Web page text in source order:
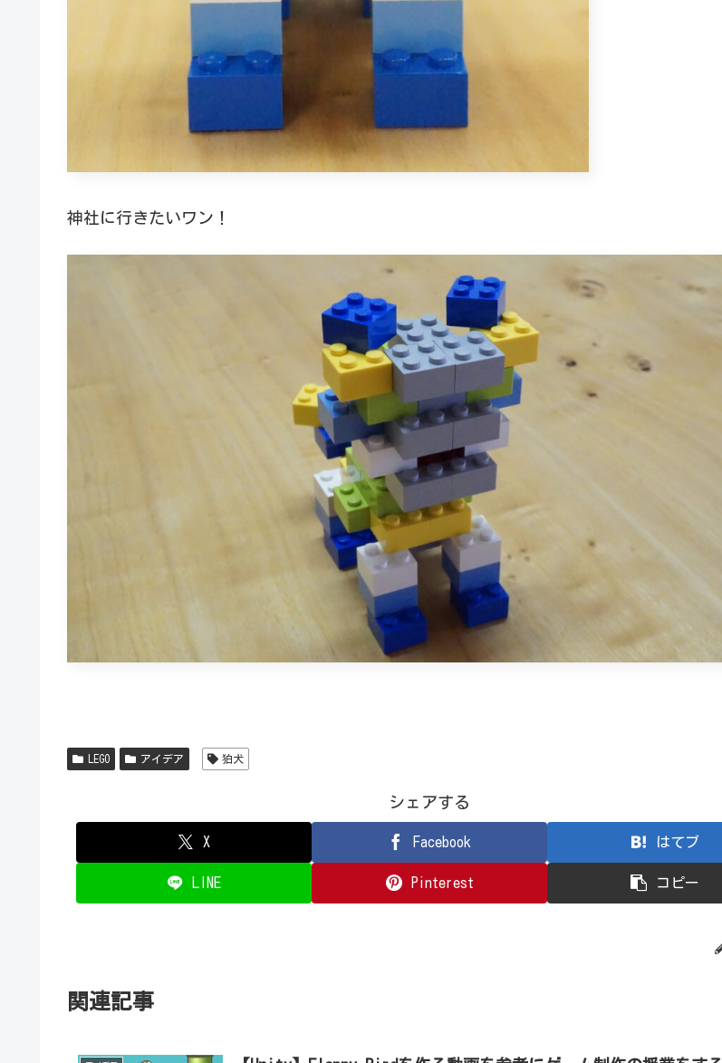
神社に行きたいワン！
LEGO アイデア 狛犬
シェアする
X Facebook はてブ
LINE Pinterest コピー
関連記事